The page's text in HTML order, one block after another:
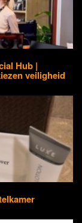
Hub |
veiligheid